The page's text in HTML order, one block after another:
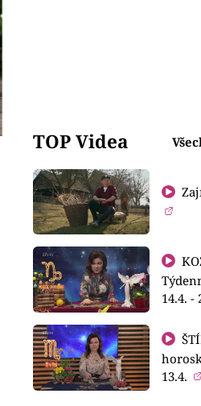
TOP Videa
KOZOROH -
14.4. -
ŠTÍR - Týdenní
13.4.